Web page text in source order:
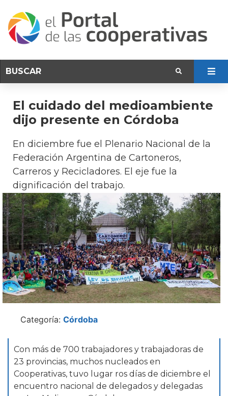
El cuidado del medioambiente
dijo presente en Córdoba
En diciembre fue el Plenario Nacional de la
Federación Argentina de Cartoneros,
Carreros y Recicladores. El eje fue la
dignificación del trabajo.
Categoría: Córdoba
Con más de 700 trabajadores y trabajadoras de
23 provincias, muchos nucleados en
Cooperativas, tuvo lugar ros días de diciembre el
encuentro nacional de delegados y delegadas